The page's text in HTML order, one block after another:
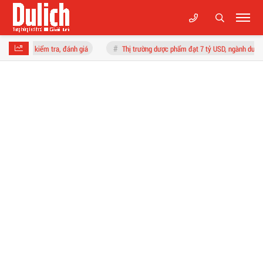
giá Thị trường dược phẩm đạt 7 tỷ USD, ngành dược hướng tới nâng cao